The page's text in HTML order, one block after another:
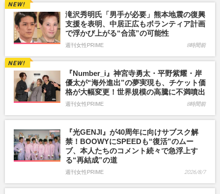
滝沢秀明氏「男手が必要」熊本地震の復興
支援を表明、中居正広もボランティア計画
で浮かび上がる“合流”の可能性
週刊女性PRIME 8時間前
『Number_i』神宮寺勇太・平野紫耀・岸
優太が“海外進出”の夢実現も、チケット価
格が大幅変更！世界規模の高騰に不満噴出
週刊女性PRIME 8時間前
『光GENJI』が40周年に向けサブスク解
禁！BOOWYにSPEEDも“復活”のムー
ブ、本人たちのコメント続々で急浮上す
る“再結成”の道
週刊女性PRIME 2026/8/7